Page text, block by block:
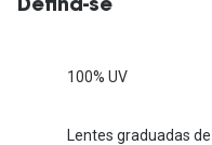
Defina-se
100% UV
Lentes graduadas